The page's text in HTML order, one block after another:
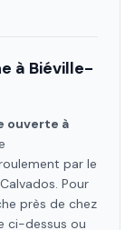
à Biéville-
ouverte à
par le
. Pour
près de chez
ci-dessus ou